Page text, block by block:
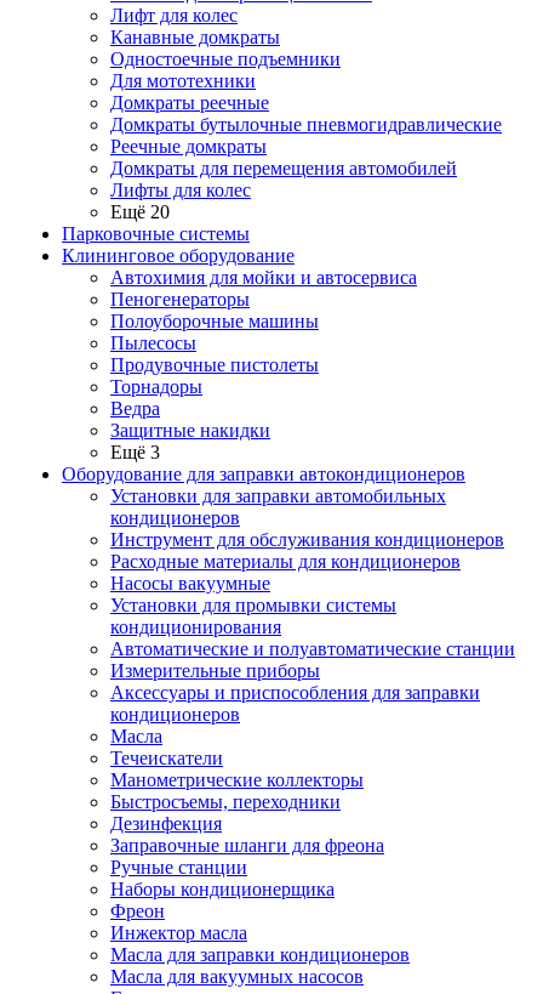
Лифт для колес
Канавные домкраты
Одностоечные подъемники
Для мототехники
Домкраты реечные
Домкраты бутылочные пневмогидравлические
Реечные домкраты
Домкраты для перемещения автомобилей
Лифты для колес
Ещё 20
Парковочные системы
Клининговое оборудование
Автохимия для мойки и автосервиса
Пеногенераторы
Полоуборочные машины
Пылесосы
Продувочные пистолеты
Торнадоры
Ведра
Защитные накидки
Ещё 3
Оборудование для заправки автокондиционеров
Установки для заправки автомобильных
кондиционеров
Инструмент для обслуживания кондиционеров
Расходные материалы для кондиционеров
Насосы вакуумные
Установки для промывки системы
кондиционирования
Автоматические и полуавтоматические станции
Измерительные приборы
Аксессуары и приспособления для заправки
кондиционеров
Масла
Течеискатели
Манометрические коллекторы
Быстросъемы, переходники
Дезинфекция
Заправочные шланги для фреона
Ручные станции
Наборы кондиционерщика
Фреон
Инжектор масла
Масла для заправки кондиционеров
Масла для вакуумных насосов